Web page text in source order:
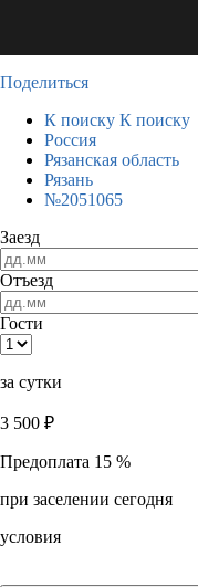
Поделиться
К поиску К поиску
Россия
Рязанская область
Рязань
№2051065
Заезд
Отъезд
Гости
за сутки
3 500 ₽
Предоплата 15 %
при заселении сегодня
условия